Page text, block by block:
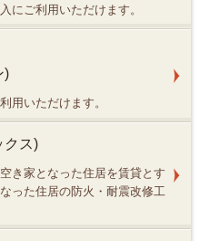
にご利用いただけます。
)
用いただけます。
クス)
き家となった住居を賃貸とす
った住居の防火・耐震改修工